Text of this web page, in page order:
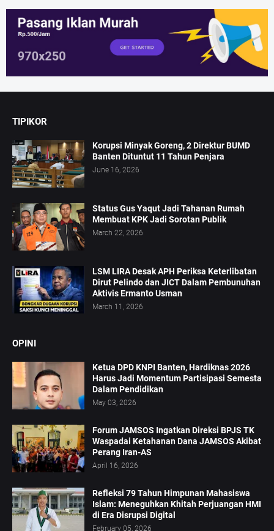
TIPIKOR
Korupsi Minyak Goreng, 2 Direktur BUMD
Banten Dituntut 11 Tahun Penjara
June 16, 2026
Status Gus Yaqut Jadi Tahanan Rumah
Membuat KPK Jadi Sorotan Publik
March 22, 2026
LSM LIRA Desak APH Periksa Keterlibatan
Dirut Pelindo dan JICT Dalam Pembunuhan
Aktivis Ermanto Usman
March 11, 2026
OPINI
Ketua DPD KNPI Banten, Hardiknas 2026
Harus Jadi Momentum Partisipasi Semesta
Dalam Pendidikan
May 03, 2026
Forum JAMSOS Ingatkan Direksi BPJS TK
Waspadai Ketahanan Dana JAMSOS Akibat
Perang Iran-AS
April 16, 2026
Refleksi 79 Tahun Himpunan Mahasiswa
Islam: Meneguhkan Khitah Perjuangan HMI
di Era Disrupsi Digital
February 05, 2026